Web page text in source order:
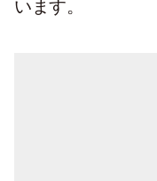
います。